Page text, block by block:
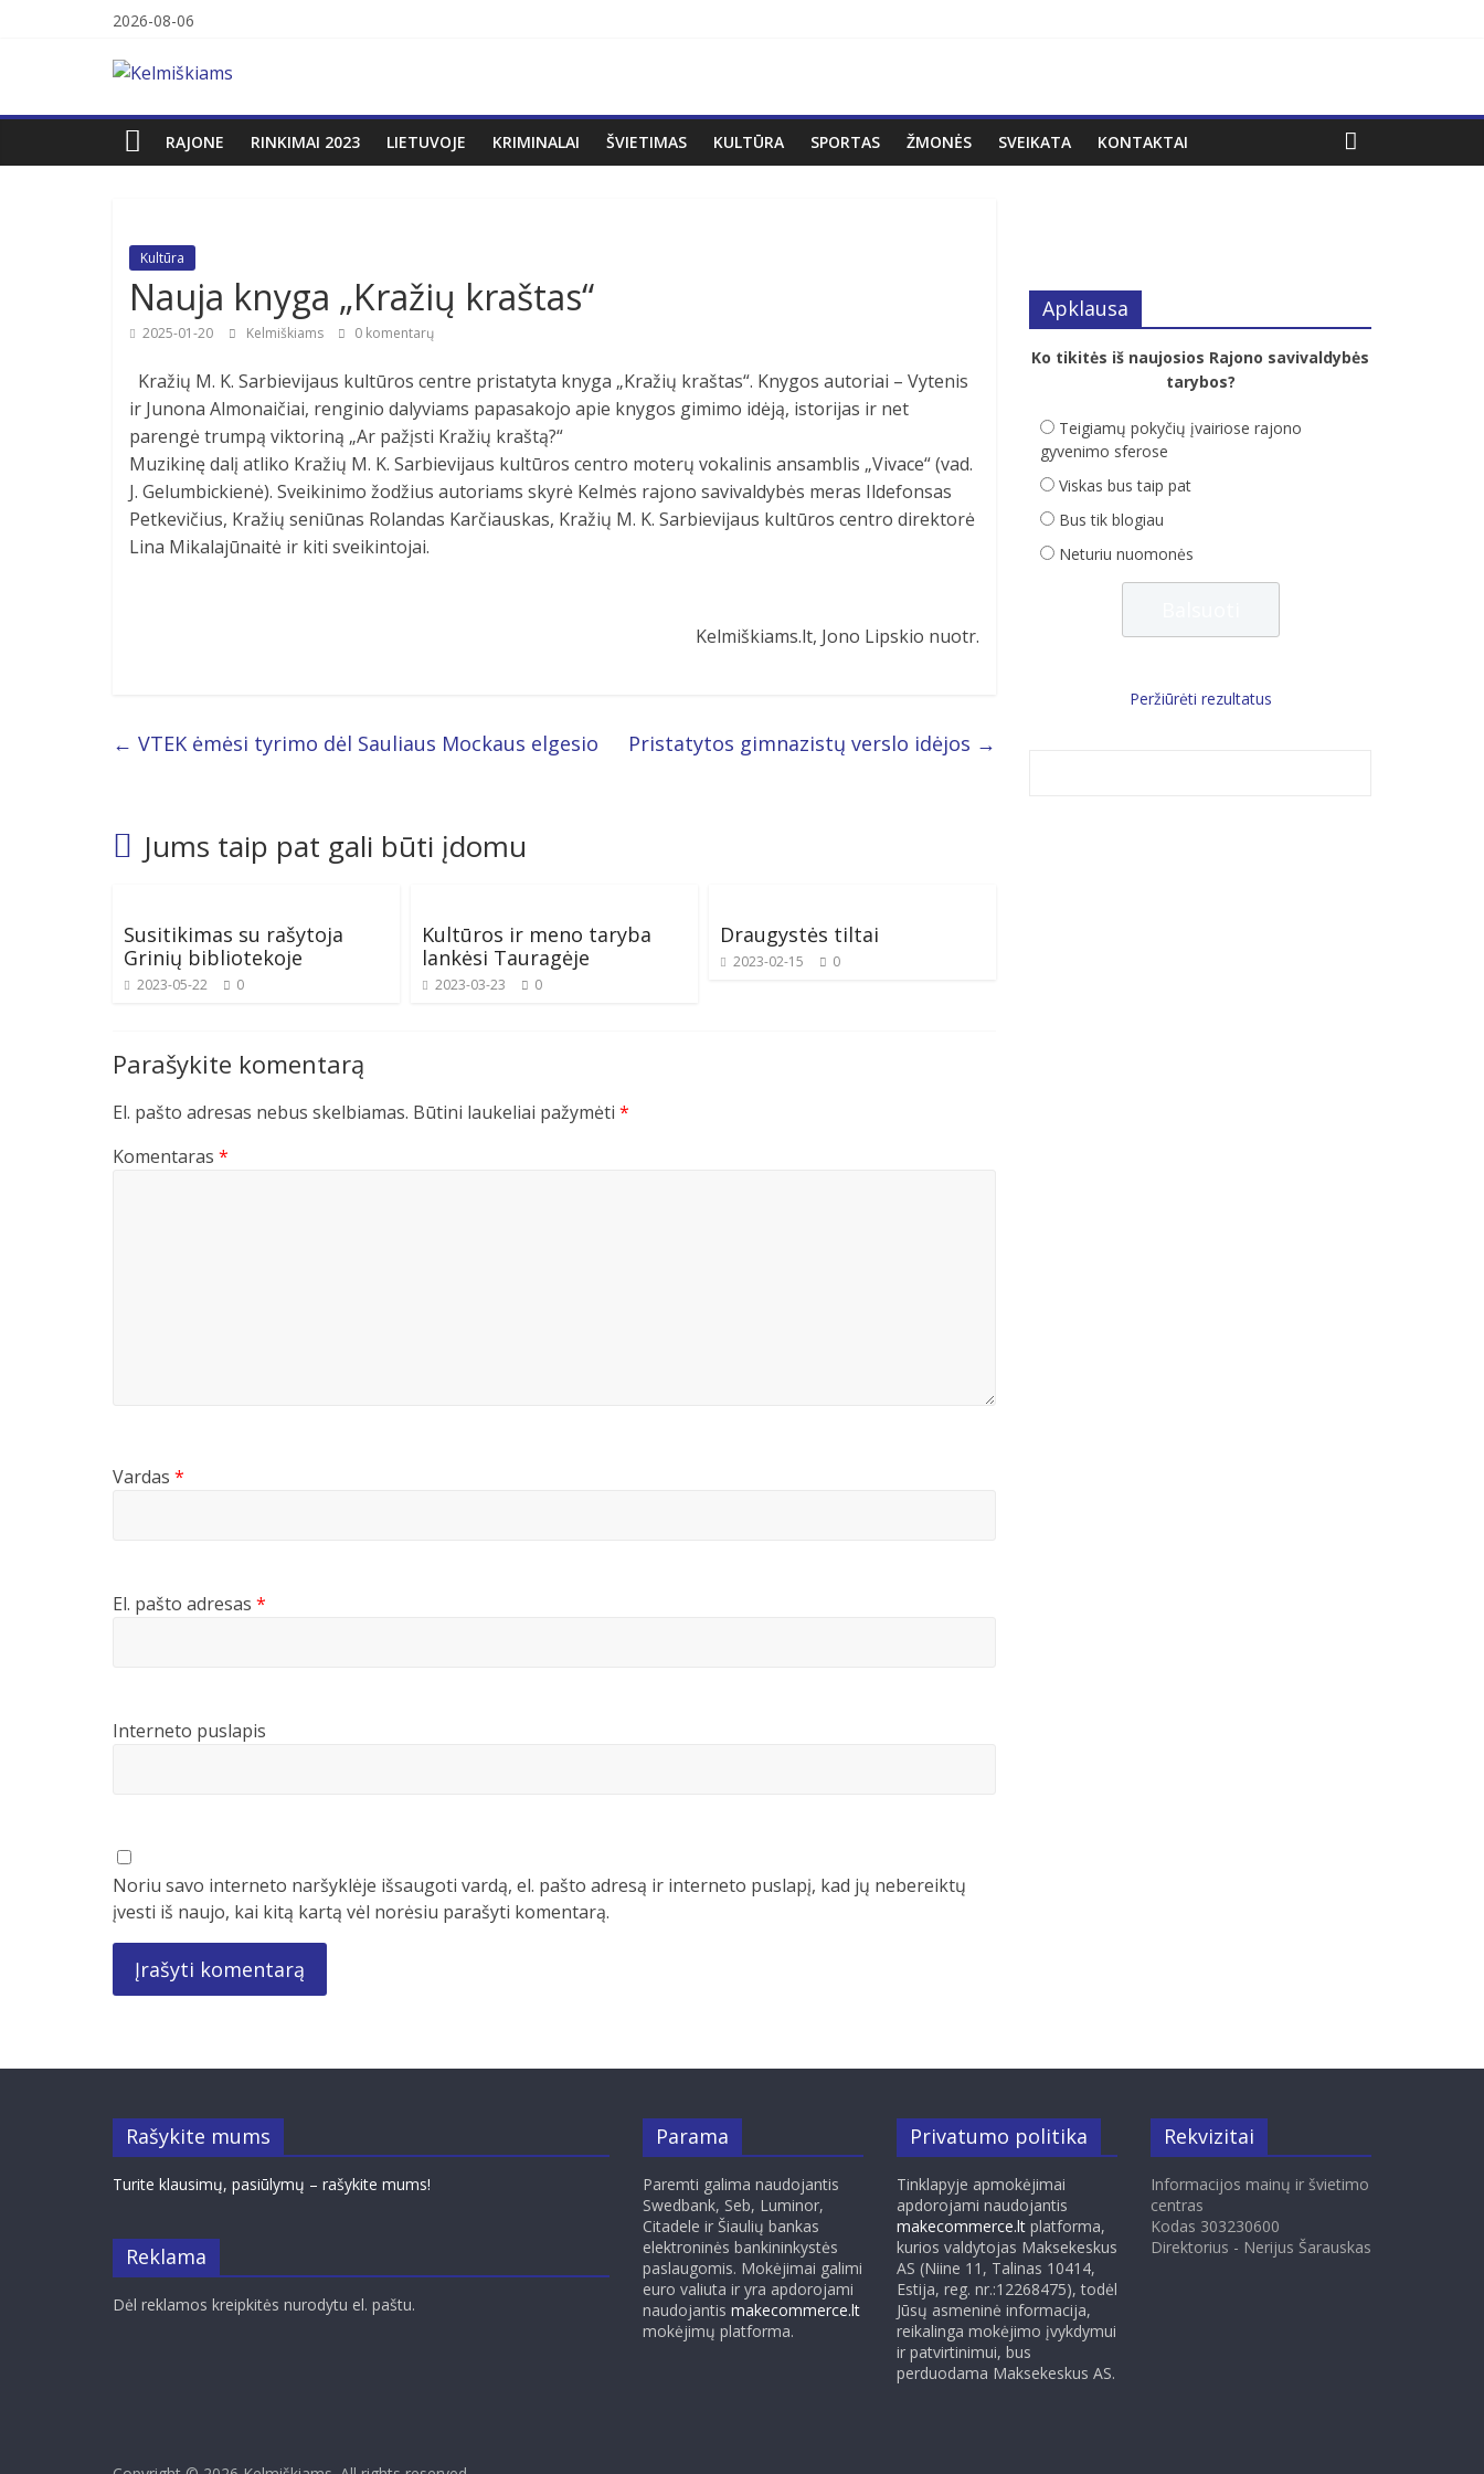
2026-08-06
Kelmiškiams
RAJONE RINKIMAI 2023 LIETUVOJE KRIMINALAI ŠVIETIMAS KULTŪRA SPORTAS ŽMONĖS SVEIKATA KONTAKTAI
Kultūra
Nauja knyga „Kražių kraštas“
2025-01-20 Kelmiškiams 0 komentarų
Kražių M. K. Sarbievijaus kultūros centre pristatyta knyga „Kražių kraštas“. Knygos autoriai – Vytenis
ir Junona Almonaičiai, renginio dalyviams papasakojo apie knygos gimimo idėją, istorijas ir net
parengė trumpą viktoriną „Ar pažįsti Kražių kraštą?“
Muzikinę dalį atliko Kražių M. K. Sarbievijaus kultūros centro moterų vokalinis ansamblis „Vivace“ (vad.
J. Gelumbickienė). Sveikinimo žodžius autoriams skyrė Kelmės rajono savivaldybės meras Ildefonsas
Petkevičius, Kražių seniūnas Rolandas Karčiauskas, Kražių M. K. Sarbievijaus kultūros centro direktorė
Lina Mikalajūnaitė ir kiti sveikintojai.
Kelmiškiams.lt, Jono Lipskio nuotr.
← VTEK ėmėsi tyrimo dėl Sauliaus Mockaus elgesio Pristatytos gimnazistų verslo idėjos →
Jums taip pat gali būti įdomu
Susitikimas su rašytoja
Grinių bibliotekoje
2023-05-22 0
Kultūros ir meno taryba
lankėsi Tauragėje
2023-03-23 0
Draugystės tiltai
2023-02-15 0
Parašykite komentarą
El. pašto adresas nebus skelbiamas. Būtini laukeliai pažymėti *
Komentaras *
Vardas *
El. pašto adresas *
Interneto puslapis
Noriu savo interneto naršyklėje išsaugoti vardą, el. pašto adresą ir interneto puslapį, kad jų nebereiktų
įvesti iš naujo, kai kitą kartą vėl norėsiu parašyti komentarą.
Apklausa
Ko tikitės iš naujosios Rajono savivaldybės
tarybos?
Teigiamų pokyčių įvairiose rajono
gyvenimo sferose
Viskas bus taip pat
Bus tik blogiau
Neturiu nuomonės
Peržiūrėti rezultatus
Rašykite mums
Turite klausimų, pasiūlymų – rašykite mums!
Reklama
Dėl reklamos kreipkitės nurodytu el. paštu.
Parama
Paremti galima naudojantis
Swedbank, Seb, Luminor,
Citadele ir Šiaulių bankas
elektroninės bankininkystės
paslaugomis. Mokėjimai galimi
euro valiuta ir yra apdorojami
naudojantis makecommerce.lt
mokėjimų platforma.
Privatumo politika
Tinklapyje apmokėjimai
apdorojami naudojantis
makecommerce.ltplatforma,
kurios valdytojas Maksekeskus
AS (Niine 11, Talinas 10414,
Estija, reg. nr.:12268475), todėl
Jūsų asmeninė informacija,
reikalinga mokėjimo įvykdymui
ir patvirtinimui, bus
perduodama Maksekeskus AS.
Rekvizitai
Informacijos mainų ir švietimo
centras
Kodas 303230600
Direktorius - Nerijus Šarauskas